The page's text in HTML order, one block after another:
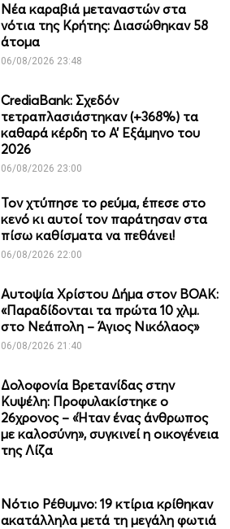
Νέα καραβιά μεταναστών στα
νότια της Κρήτης: Διασώθηκαν 58
άτομα
06/08/2026 23:48
CrediaBank: Σχεδόν
τετραπλασιάστηκαν (+368%) τα
καθαρά κέρδη το Α’ Εξάμηνο του
2026
06/08/2026 23:00
Τον χτύπησε το ρεύμα, έπεσε στο
κενό κι αυτοί τον παράτησαν στα
πίσω καθίσματα να πεθάνει!
06/08/2026 22:00
Αυτοψία Χρίστου Δήμα στον ΒΟΑΚ:
«Παραδίδονται τα πρώτα 10 χλμ.
στο Νεάπολη – Άγιος Νικόλαος»
06/08/2026 21:40
Δολοφονία Βρετανίδας στην
Κυψέλη: Προφυλακίστηκε ο
26χρονος – «Ήταν ένας άνθρωπος
με καλοσύνη», συγκινεί η οικογένεια
της Λίζα
Νότιο Ρέθυμνο: 19 κτίρια κρίθηκαν
ακατάλληλα μετά τη μεγάλη φωτιά